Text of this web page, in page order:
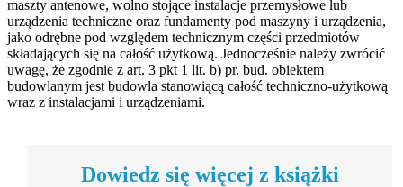
maszty antenowe, wolno stojące instalacje przemysłowe lub
urządzenia techniczne oraz fundamenty pod maszyny i urządzenia,
jako odrębne pod względem technicznym części przedmiotów
składających się na całość użytkową. Jednocześnie należy zwrócić
uwagę, że zgodnie z art. 3 pkt 1 lit. b) pr. bud. obiektem
budowlanym jest budowla stanowiącą całość techniczno-użytkową
wraz z instalacjami i urządzeniami.
Dowiedz się więcej z książki